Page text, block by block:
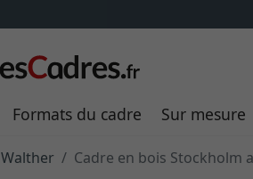
Formats du cadre Sur mesure
Walther
Cadre en bois Stockholm